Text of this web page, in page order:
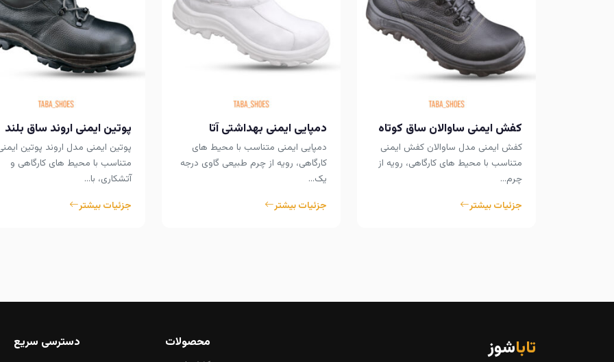
کفش ایمنی ساوالان ساق کوتاه
کفش ایمنی مدل ساوالان کفش ایمنی
متناسب با محیط های کارگاهی، رویه از
چرم…
جزئیات بیشتر
دمپایی ایمنی بهداشتی آتا
دمپایی ایمنی متناسب با محیط های
کارگاهی، رویه از چرم طبیعی گاوی درجه
یک…
جزئیات بیشتر
پوتین ایمنی اروند ساق بلند
پوتین ایمنی مدل اروند پوتین
متناسب با محیط های کارگاهی و
آتشکاری، با…
جزئیات بیشتر
تاباشوز محصولات دسترسی سریع